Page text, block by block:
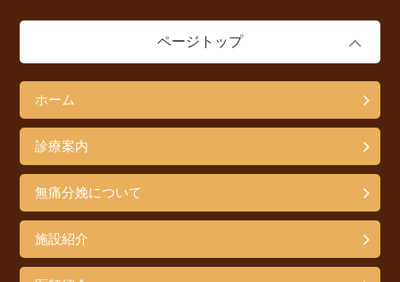
ページトップ
ホーム
診療案内
無痛分娩について
施設紹介